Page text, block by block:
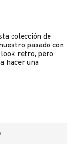
colección de
pasado con
retro, pero
hacer una